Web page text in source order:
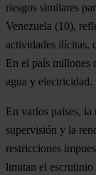
riesgos similares
Venezuela (10),
actividades ilícitas,
En el país millones
agua y electricidad.
En varios países,
supervisión y la
restricciones
limitan el escrutinio